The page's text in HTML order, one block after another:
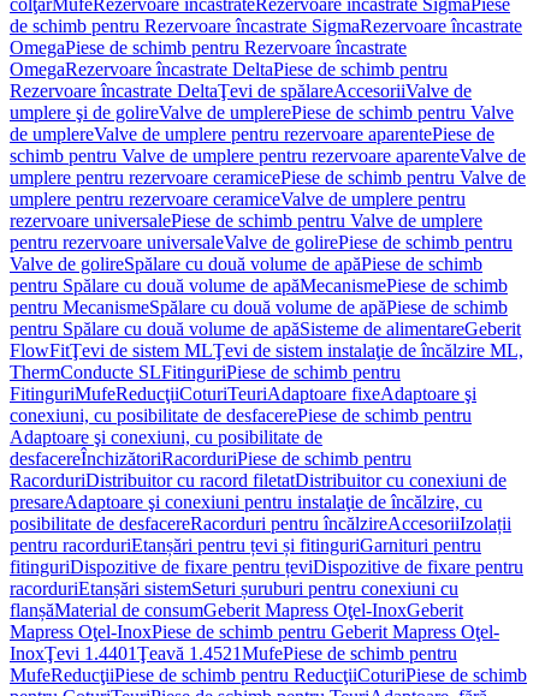
colţarMufeRezervoare încastrateRezervoare încastrate SigmaPiese
de schimb pentru Rezervoare încastrate SigmaRezervoare încastrate
OmegaPiese de schimb pentru Rezervoare încastrate
OmegaRezervoare încastrate DeltaPiese de schimb pentru
Rezervoare încastrate DeltaŢevi de spălareAccesoriiValve de
umplere şi de golireValve de umplerePiese de schimb pentru Valve
de umplereValve de umplere pentru rezervoare aparentePiese de
schimb pentru Valve de umplere pentru rezervoare aparenteValve de
umplere pentru rezervoare ceramicePiese de schimb pentru Valve de
umplere pentru rezervoare ceramiceValve de umplere pentru
rezervoare universalePiese de schimb pentru Valve de umplere
pentru rezervoare universaleValve de golirePiese de schimb pentru
Valve de golireSpălare cu două volume de apăPiese de schimb
pentru Spălare cu două volume de apăMecanismePiese de schimb
pentru MecanismeSpălare cu două volume de apăPiese de schimb
pentru Spălare cu două volume de apăSisteme de alimentareGeberit
FlowFitŢevi de sistem MLŢevi de sistem instalaţie de încălzire ML,
ThermConducte SLFitinguriPiese de schimb pentru
FitinguriMufeReducţiiCoturiTeuriAdaptoare fixeAdaptoare şi
conexiuni, cu posibilitate de desfacerePiese de schimb pentru
Adaptoare şi conexiuni, cu posibilitate de
desfacereÎnchizătoriRacorduriPiese de schimb pentru
RacorduriDistribuitor cu racord filetatDistribuitor cu conexiuni de
presareAdaptoare şi conexiuni pentru instalaţie de încălzire, cu
posibilitate de desfacereRacorduri pentru încălzireAccesoriiIzolații
pentru racorduriEtanșări pentru țevi și fitinguriGarnituri pentru
fitinguriDispozitive de fixare pentru țeviDispozitive de fixare pentru
racorduriEtanșări sistemSeturi șuruburi pentru conexiuni cu
flanșăMaterial de consumGeberit Mapress Oţel-InoxGeberit
Mapress Oţel-InoxPiese de schimb pentru Geberit Mapress Oţel-
InoxŢevi 1.4401Ţeavă 1.4521MufePiese de schimb pentru
MufeReducţiiPiese de schimb pentru ReducţiiCoturiPiese de schimb